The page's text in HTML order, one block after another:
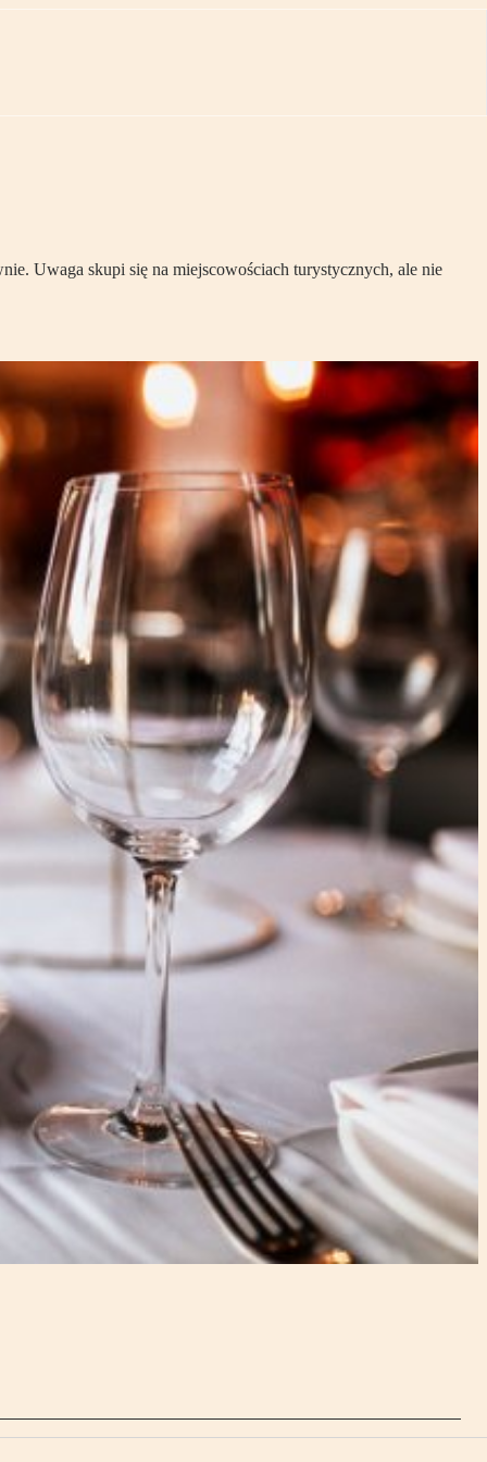
Uwaga skupi się na miejscowościach turystycznych, ale nie